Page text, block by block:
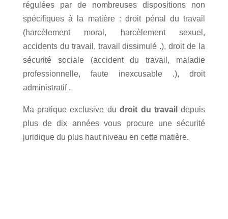
régulées par de nombreuses dispositions non
spécifiques à la matière : droit pénal du travail
(harcèlement moral, harcèlement sexuel,
accidents du travail, travail dissimulé .), droit de la
sécurité sociale (accident du travail, maladie
professionnelle, faute inexcusable .), droit
administratif .
Ma pratique exclusive dudroit du travail depuis
plus de dix années vous procure une sécurité
juridique du plus haut niveau en cette matière.